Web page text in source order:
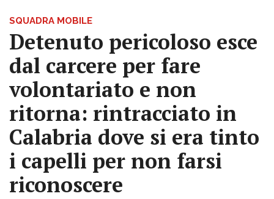
SQUADRA MOBILE
Detenuto pericoloso esce
dal carcere per fare
volontariato e non
ritorna: rintracciato in
Calabria dove si era tinto
i capelli per non farsi
riconoscere